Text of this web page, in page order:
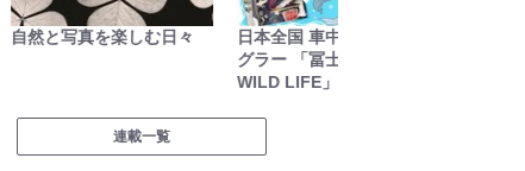
自然と写真を楽しむ日々
日本全国 車中泊女性アン
グラー 「冨士木耶奈の
WILD LIFE」
連載一覧